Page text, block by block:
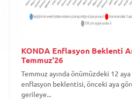
KONDA Enflasyon Beklenti
Temmuz'26
Temmuz ayında önümüzdeki 12
enflasyon beklentisi, önceki aya
gerileye...